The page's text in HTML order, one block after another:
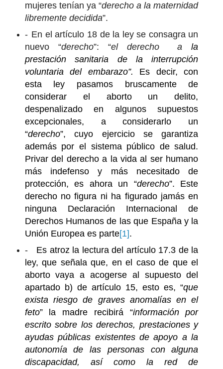
mujeres tenían ya “derecho a la maternidad
libremente decidida”.
- En el artículo 18 de la ley se consagra un
nuevo “derecho”: “el derecho ala
prestación sanitaria de la interrupción
voluntaria del embarazo”. Es decir, con
esta ley pasamos bruscamente de
considerar el aborto un delito,
despenalizado en algunos supuestos
excepcionales, a considerarlo un
“derecho”, cuyo ejercicio se garantiza
además por el sistema público de salud.
Privar del derecho a la vida al ser humano
más indefenso y más necesitado de
protección, es ahora un “derecho”. Este
derecho no figura ni ha figurado jamás en
ninguna Declaración Internacional de
Derechos Humanos de las que España y la
Unión Europea es parte[1].
-
Es atroz la lectura del artículo 17.3 de la
ley, que señala que, en el caso de que el
aborto vaya a acogerse al supuesto del
apartado b) de artículo 15, esto es, “que
exista riesgo de graves anomalías en el
feto” la madre recibirá “información por
escrito sobre los derechos, prestaciones y
ayudas públicas existentes de apoyo a la
autonomía de las personas con alguna
discapacidad, así como la red de